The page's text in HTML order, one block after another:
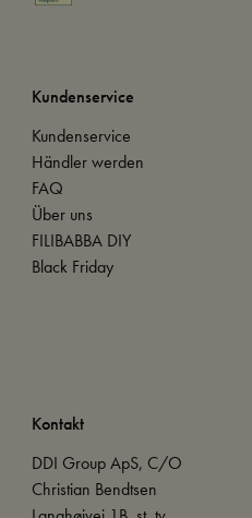
Kundenservice
Kundenservice
Händler werden
FAQ
Über uns
FILIBABBA DIY
Black Friday
Kontakt
DDI Group ApS, C/O
Christian Bendtsen